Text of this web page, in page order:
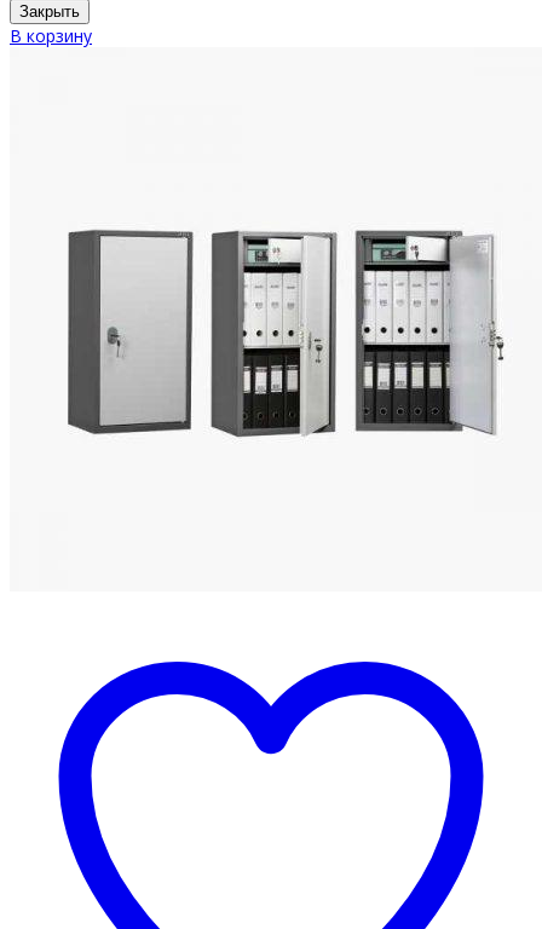
Закрыть
В корзину